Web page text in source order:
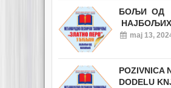
БОЉИ ОД
maj 13,
POZIVNICA
DODELU